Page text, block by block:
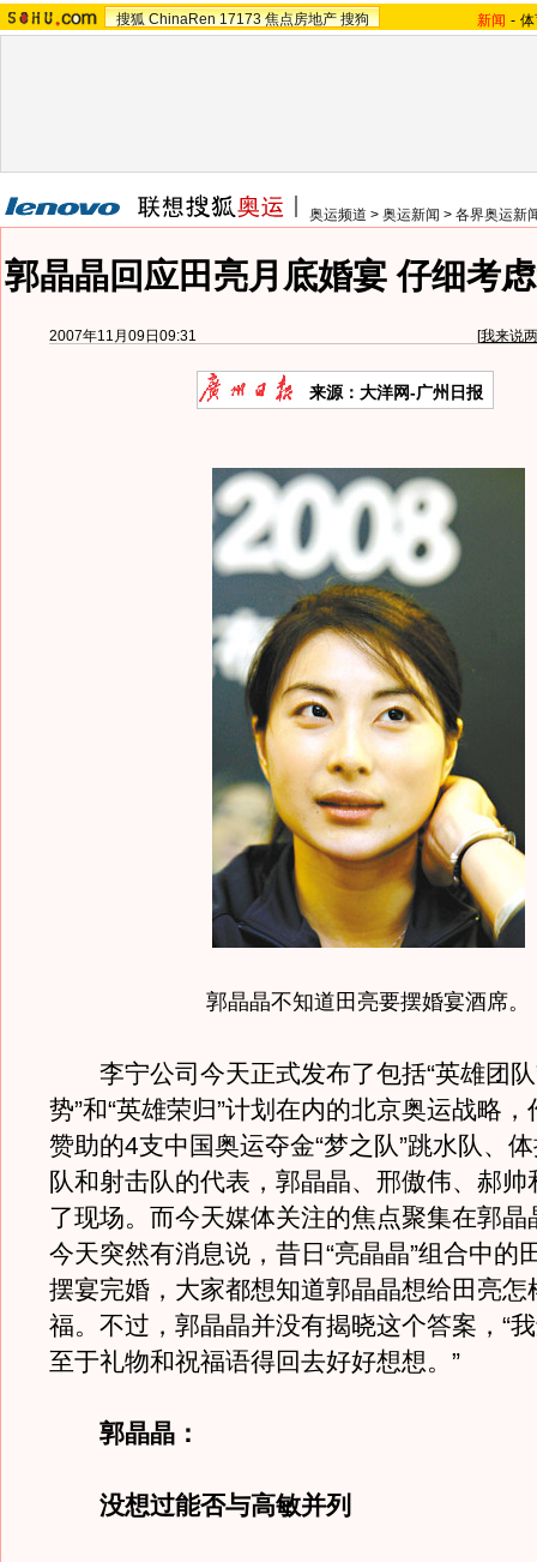
搜狐 ChinaRen 17173 焦点房地产 搜狗 新闻 -
奥运频道 > 奥运新闻 > 各界奥运新
郭晶晶回应田亮月底婚宴 仔细考
2007年11月09日09:31 [我来说
来源：大洋网-广州日报
郭晶晶不知道田亮要摆婚宴酒席。
李宁公司今天正式发布了包括“英雄团队
势”和“英雄荣归”计划在内的北京奥运战略
赞助的4支中国奥运夺金“梦之队”跳水队、
队和射击队的代表，郭晶晶、邢傲伟、郝帅
了现场。而今天媒体关注的焦点聚集在郭晶
今天突然有消息说，昔日“亮晶晶”组合中的
摆宴完婚，大家都想知道郭晶晶想给田亮怎
福。不过，郭晶晶并没有揭晓这个答案，“
至于礼物和祝福语得回去好好想想。”
郭晶晶：
没想过能否与高敏并列